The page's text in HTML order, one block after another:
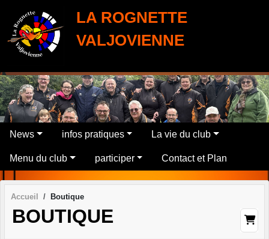
LA ROGNETTE
VALJOVIENNE
News infos pratiques La vie du club
Menu du club participer Contact et Plan
Accueil Boutique
BOUTIQUE